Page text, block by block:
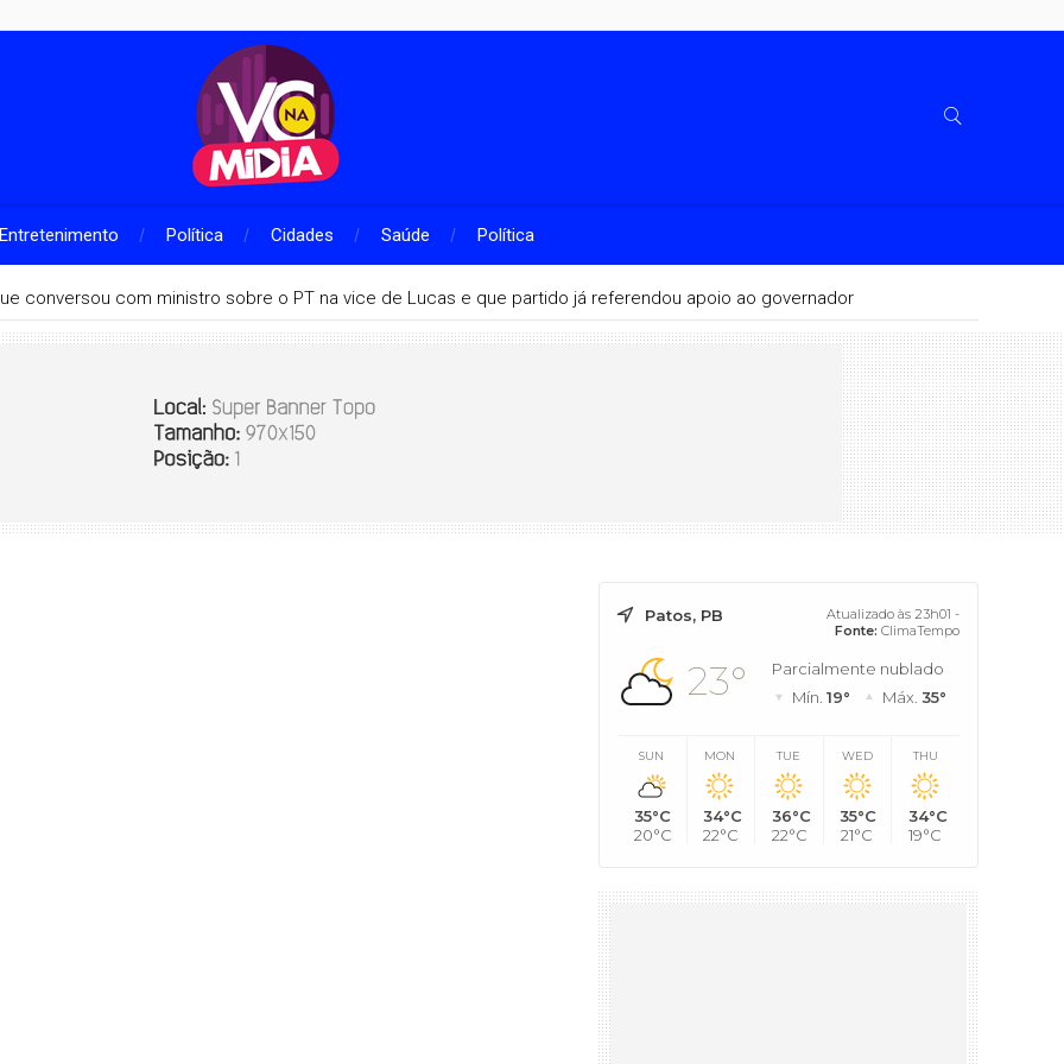
Política Cidades Saúde Política
conversou com ministro sobre o PT na vice de Lucas e que partido já referendou apoio ao governador
Patos, PB
Atualizado às 23h01 -
Fonte: ClimaTempo
23°
Parcialmente nublado
Mín. 19° Máx. 35°
SUN
35°C
20°C
MON
34°C
22°C
TUE
36°C
22°C
WED
35°C
21°C
THU
34°C
19°C